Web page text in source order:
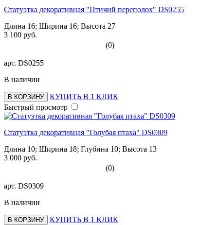
Статуэтка декоративная "Птичий переполох" DS0255
Длина 16; Ширина 16; Высота 27
3 100 руб.
(0)
арт. DS0255
В наличии
В КОРЗИНУ
КУПИТЬ В 1 КЛИК
Быстрый просмотр
Статуэтка декоративная "Голубая птаха" DS0309
Длина 10; Ширина 18; Глубина 10; Высота 13
3 000 руб.
(0)
арт. DS0309
В наличии
В КОРЗИНУ
КУПИТЬ В 1 КЛИК